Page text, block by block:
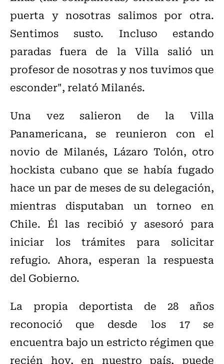
puerta y nosotras salimos por otra.
Sentimos susto. Incluso estando
paradas fuera de la Villa salió un
profesor de nosotras y nos tuvimos que
esconder", relató Milanés.
Una vez salieron de la Villa
Panamericana, se reunieron con el
novio de Milanés, Lázaro Tolón, otro
hockista cubano que se había fugado
hace un par de meses de su delegación,
mientras disputaban un torneo en
Chile. Él las recibió y asesoró para
iniciar los trámites para solicitar
refugio. Ahora, esperan la respuesta
del Gobierno.
La propia deportista de 28 años
reconoció que desde los 17 se
encuentra bajo un estricto régimen que
recién hoy, en nuestro país, puede